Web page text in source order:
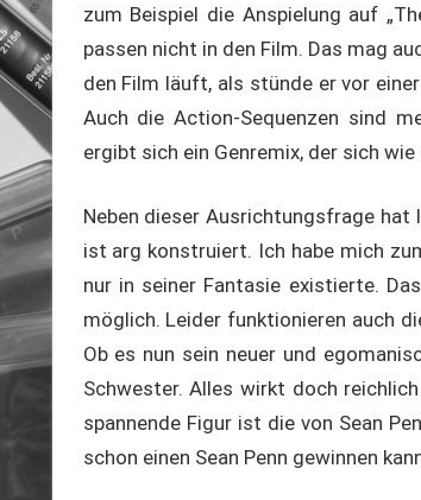
zum Beispiel die Anspielung auf
passen nicht in den Film. Das mag
den Film läuft, als stünde er vor
Auch die Action-Sequenzen sind
ergibt sich ein Genremix, der sich
Neben dieser Ausrichtungsfrage
ist arg konstruiert. Ich habe mich
nur in seiner Fantasie existierte.
möglich. Leider funktionieren auch
Ob es nun sein neuer und
Schwester. Alles wirkt doch
spannende Figur ist die von Sean
schon einen Sean Penn gewinnen